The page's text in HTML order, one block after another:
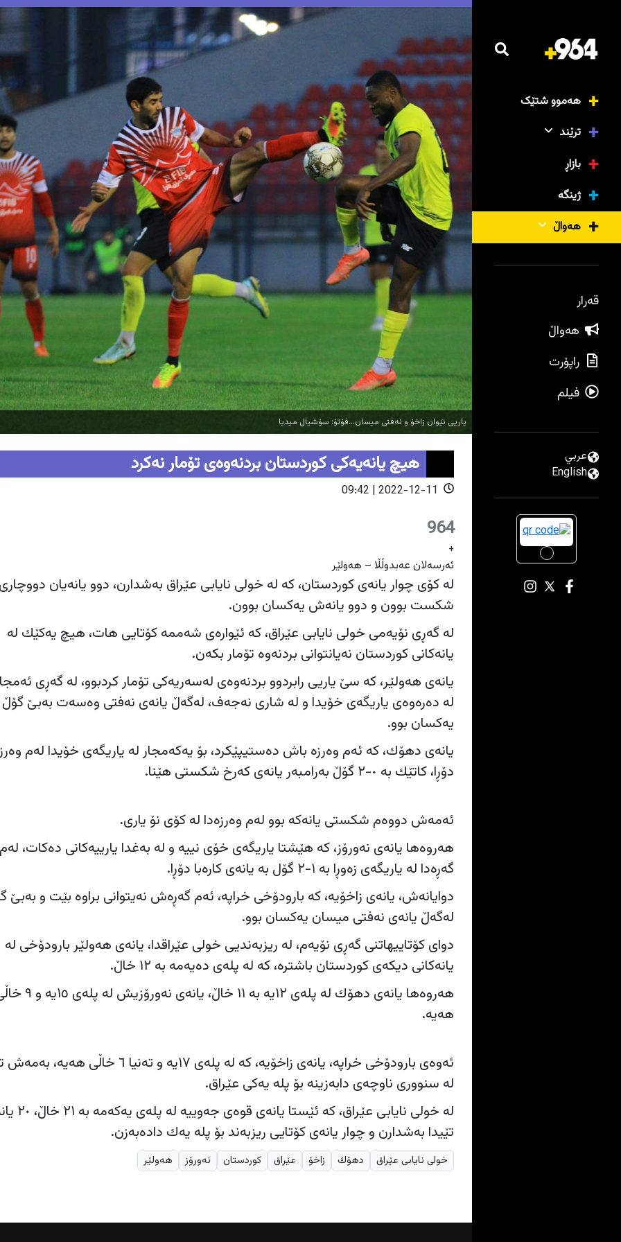
هەموو شتێک
ترێند
بازاڕ
ژینگە
هەواڵ
قەرار
هەواڵ
راپۆرت
فیلم
عربي
English
یاریی نێوان زاخۆ و نه‌فتی میسان...فۆتۆ: سۆشیال میدیا
هیچ یانەیەکی کوردستان بردنەوەی تۆمار نەکرد
2022-12-11 | 09:42
964
+
ئه‌رسه‌لان عه‌بدوڵڵا – هه‌ولێر
له‌ كۆی چوار یانه‌ی كوردستان، كه‌ له‌ خولی نایابی عێراق به‌شدارن، دوو یانه‌یان دووچاری
شكست بوون و دوو یانه‌ش یه‌كسان بوون.
له‌ گه‌ڕی نۆیه‌می خولی نایابی عێراق، كه‌ ئێواره‌ی شه‌ممه‌ كۆتایی هات، هیچ یه‌كێك له‌
یانه‌كانی كوردستان نه‌یانتوانی بردنه‌وه‌ تۆمار بكه‌ن.
یانه‌ی هه‌ولێر، كه‌ سێ یاریی رابردوو بردنه‌وه‌ی له‌سه‌ریه‌كی تۆمار كردبوو، له‌ گه‌ڕی
له‌ ده‌ره‌وه‌ی یاریگه‌ی خۆیدا و له‌ شاری نه‌جه‌ف، له‌گه‌ڵ یانه‌ی نه‌فتی وه‌سه‌ت به‌بێ گۆڵ
یه‌كسان بوو.
یانه‌ی دهۆك، كه‌ ئه‌م وه‌رزه‌ باش ده‌ستیپێكرد، بۆ یه‌كه‌مجار له‌ یاریگه‌ی خۆیدا له‌م
دۆڕا، كاتێك به‌ ٠-٢ گۆڵ به‌رامبه‌ر یانه‌ی كه‌رخ شكستی هێنا.
ئه‌مه‌ش دووه‌م شكستی یانه‌كه‌ بوو له‌م وه‌رزه‌دا له‌ كۆی نۆ یاری.
هه‌روه‌ها یانه‌ی نه‌ورۆز، كه‌ هێشتا یاریگه‌ی خۆی نییه‌ و له‌ به‌غدا یارییه‌كانی ده‌كات، له‌م
گه‌ڕه‌دا له‌ یاریگه‌ی زه‌وڕا به‌ ١-٢ گۆل به‌ یانه‌ی كاره‌با دۆڕا.
دوایانه‌ش، یانه‌ی زاخۆیه‌، كه‌ بارودۆخی خراپه‌، ئه‌م گه‌ڕه‌ش نه‌یتوانی براوه‌ بێت و به‌بێ
له‌گه‌ڵ یانه‌ی نه‌فتی میسان یه‌كسان بوو.
دوای كۆتاییهاتنی گه‌ڕی نۆیه‌م، له‌ ریزبه‌ندیی خولی عێراقدا، یانه‌ی هه‌ولێر بارودۆخی له‌
یانه‌كانی دیكه‌ی كوردستان باشتره‌، كه‌ له‌ پله‌ی ده‌یه‌مه‌ به‌ ١٢ خاڵ.
هه‌روه‌ها یانه‌ی دهۆك له‌ پله‌ی ١٢یە بە ١١ خاڵ، یانەی
هەیە.
ئەوەی بارودۆخی خراپه‌، یانه‌ی زاخۆیه‌، كه‌ له‌ پله‌ی ١٧یە و تەنیا ٦
لە سنووری ناوچەی دابەزینە بۆ پلە یەکی عێراق.
له‌ خولی نایابی عێراق، كه‌ ئێستا یانه‌ی قوه‌ی
تێیدا به‌شدارن و چوار یانه‌ی كۆتایی ریزبه‌ند بۆ پله‌ یه‌ك داده‌به‌زن.
خولی نایابی عێراق دهۆك زاخۆ عێراق کوردستان نه‌ورۆز هەولێر